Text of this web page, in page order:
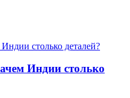
Индии столько